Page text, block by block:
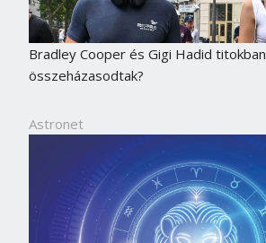
Bradley Cooper és Gigi Hadid titokban
összeházasodtak?
Astronet
Jelszó